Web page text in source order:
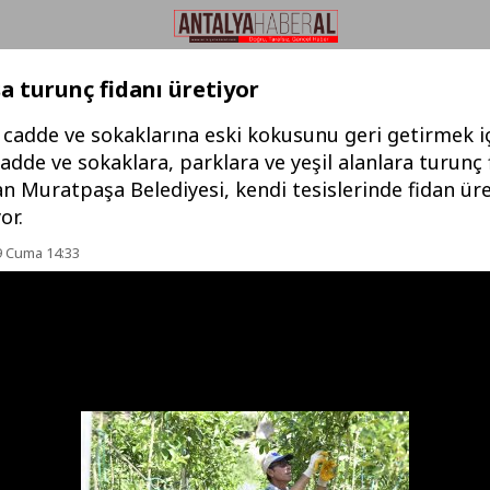
turunç fidanı üretiyor
cadde ve sokaklarına eski kokusunu geri getirmek
ve sokaklara, parklara ve yeşil alanlara turunç
Muratpaşa Belediyesi, kendi tesislerinde fidan
14:33